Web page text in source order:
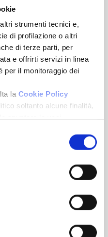
strumenti tecnici e,
di profilazione o altri
di terze parti, per
e offrirti servizi in linea
per il monitoraggio dei
la Cookie Policy
soltanto alcune finalità,
l’apposito comando
la navigazione del
strumenti di tracciamento
Bagni
1